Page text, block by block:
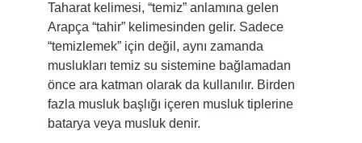
Taharat kelimesi, “temiz” anlamına gelen
Arapça “tahir” kelimesinden gelir. Sadece
“temizlemek” için değil, aynı zamanda
muslukları temiz su sistemine bağlamadan
önce ara katman olarak da kullanılır. Birden
fazla musluk başlığı içeren musluk tiplerine
batarya veya musluk denir.